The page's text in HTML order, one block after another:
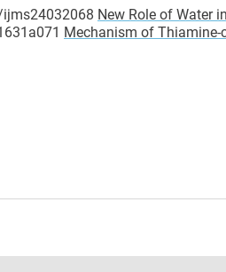
ijms24032068 New Role of Water
Mechanism of Thiamine-